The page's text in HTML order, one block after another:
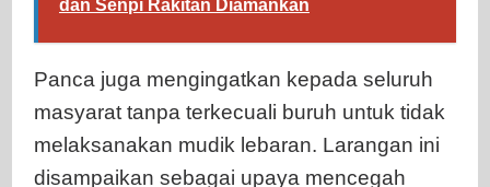
dan Senpi Rakitan Diamankan
Panca juga mengingatkan kepada seluruh
masyarat tanpa terkecuali buruh untuk tidak
melaksanakan mudik lebaran. Larangan ini
disampaikan sebagai upaya mencegah